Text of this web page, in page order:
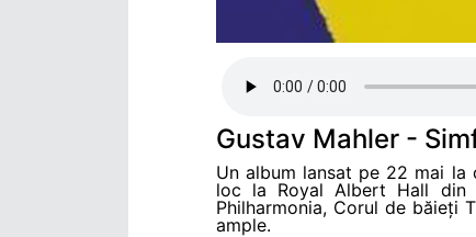
Gustav Mahler -
Un album lansat pe 22 mai la
loc la Royal Albert Hall din
Philharmonia, Corul de băieți
ample.